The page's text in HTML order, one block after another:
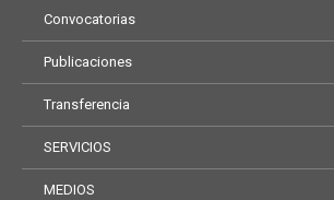
Convocatorias
Publicaciones
Transferencia
SERVICIOS
MEDIOS